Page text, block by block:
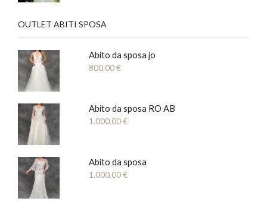
OUTLET ABITI SPOSA
Abito da sposa jo
800,00€
Abito da sposa RO AB
1.000,00€
Abito da sposa
1.000,00€